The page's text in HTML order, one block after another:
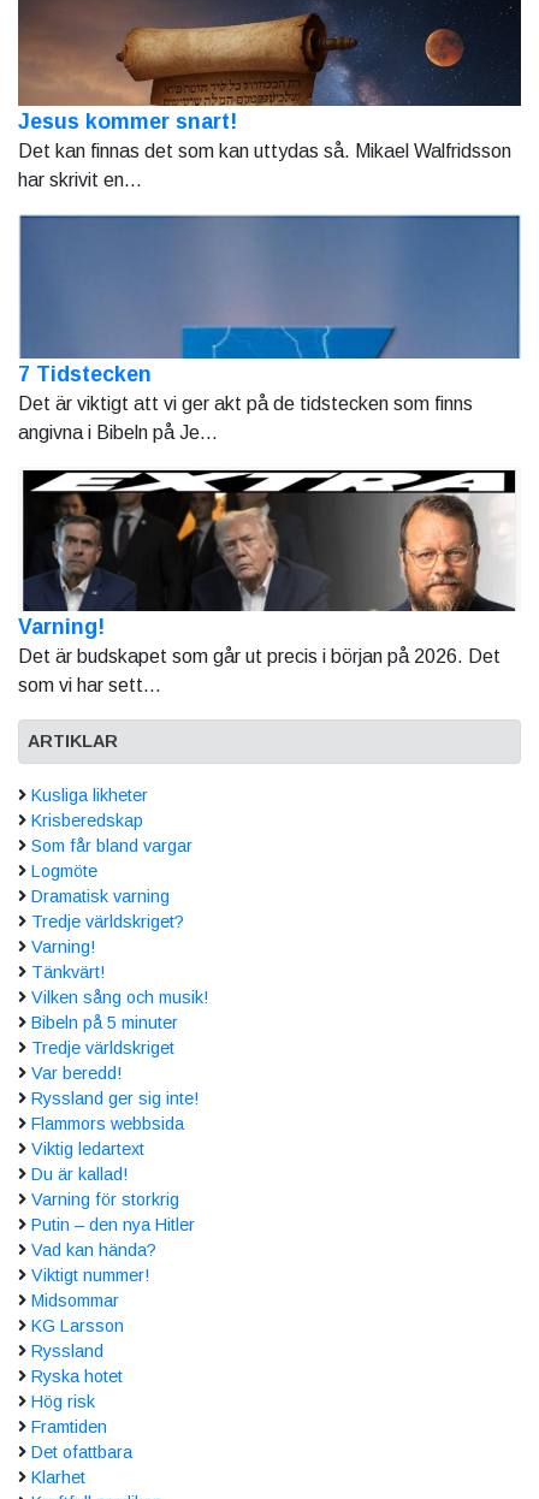
Jesus kommer snart!
Det kan finnas det som kan uttydas så. Mikael Walfridsson
har skrivit en...
7 Tidstecken
Det är viktigt att vi ger akt på de tidstecken som finns
angivna i Bibeln på Je...
Varning!
Det är budskapet som går ut precis i början på 2026. Det
som vi har sett...
ARTIKLAR
Kusliga likheter
Krisberedskap
Som får bland vargar
Logmöte
Dramatisk varning
Tredje världskriget?
Varning!
Tänkvärt!
Vilken sång och musik!
Bibeln på 5 minuter
Tredje världskriget
Var beredd!
Ryssland ger sig inte!
Flammors webbsida
Viktig ledartext
Du är kallad!
Varning för storkrig
Putin – den nya Hitler
Vad kan hända?
Viktigt nummer!
Midsommar
KG Larsson
Ryssland
Ryska hotet
Hög risk
Framtiden
Det ofattbara
Klarhet